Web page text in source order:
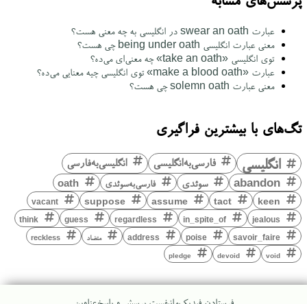
عبارت swear an oath در انگلیسی به چه معنی هست؟
معنی عبارت انگلیسی being under oath چی هست؟
توی انگلیسی «take an oath» چه معنی‌ای می‌ده؟
عبارت «make a blood oath» توی انگلیسی چیه معنایی می‌ده؟
معنی عبارت solemn oath چی هست؟
تگ‌های با بیشترین فراگیری
انگلیسی
فارسی‌به‌انگلیسی انگلیسی‌به‌فارسی
abandon سوئدی فارسی‌به‌سوئدی
oath
keen
tact
assume
suppose
vacant
jealous
in_spite_of
regardless
guess
think
savoir_faire
poise
address متضاد reckless
void
devoid
pledge
فرستادن فیدبکمانیفست پرسش و پاسخعناوین